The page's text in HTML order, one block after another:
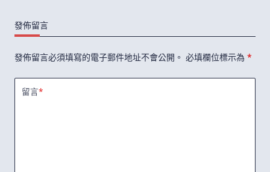
發佈留言
發佈留言必須填寫的電子郵件地址不會公開。 必填欄位標示為 *
留言*